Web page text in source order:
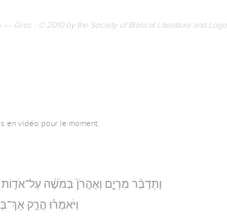
Grec : © 2010 by the Society of Biblical Literature and
en vidéo pour le moment.
וַתְּדַבֵּ֨ר מִרְיָ֤ם וְאַהֲרֹן֙ בְּמֹשֶׁ֔ה
וַיֹּאמְר֗וּ הֲרַ֤ק